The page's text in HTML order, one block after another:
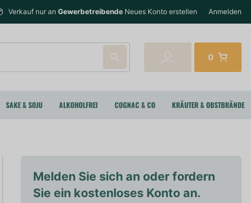
Verkauf nur an Gewerbetreibende Neues Konto erstellen Anmelden
0
SAKE & SOJU ALKOHOLFREI COGNAC & CO KRÄUTER & OBSTBRÄNDE
Melden Sie sich an oder fordern
Sie ein kostenloses Konto an.